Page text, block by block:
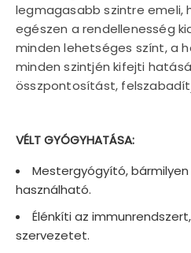
legmagasabb szintre emeli,
egészen a rendellenesség
minden lehetséges színt, a
minden szintjén kifejti
összpontosítást,
VÉLT GYÓGYHATÁSA:
Mestergyógyító,
használható.
Élénkíti az
szervezetet.